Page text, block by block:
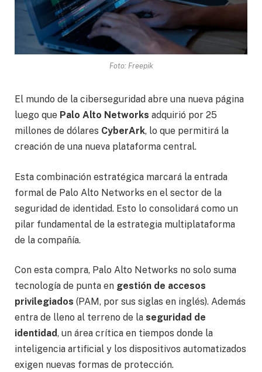
Foto: Freepik
El mundo de la ciberseguridad abre una nueva página
luego que Palo Alto Networks adquirió por 25
millones de dólares CyberArk, lo que permitirá la
creación de una nueva plataforma central.
Esta combinación estratégica marcará la entrada
formal de Palo Alto Networks en el sector de la
seguridad de identidad. Esto lo consolidará como un
pilar fundamental de la estrategia multiplataforma
de la compañía.
Con esta compra, Palo Alto Networks no solo suma
tecnología de punta en gestión de accesos
privilegiados (PAM, por sus siglas en inglés). Además
entra de lleno al terreno de la seguridad de
identidad, un área crítica en tiempos donde la
inteligencia artificial y los dispositivos automatizados
exigen nuevas formas de protección.